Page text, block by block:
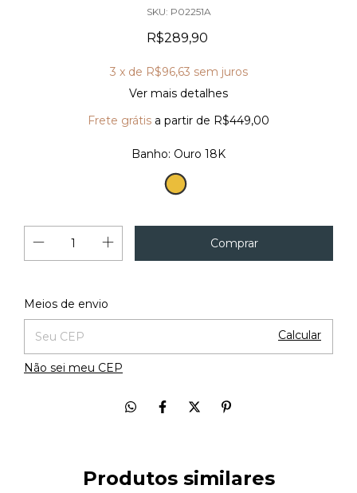
SKU: P02251A
R$289,90
3 x de R$96,63 sem juros
Ver mais detalhes
Frete grátis a partir de R$449,00
Banho: Ouro 18K
Ouro
18K
Entregas para o CEP:
Meios de envio
Calcular
Não sei meu CEP
Produtos similares